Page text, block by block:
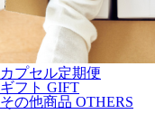
カプセル定期便
ギフト GIFT
その他商品 OTHERS